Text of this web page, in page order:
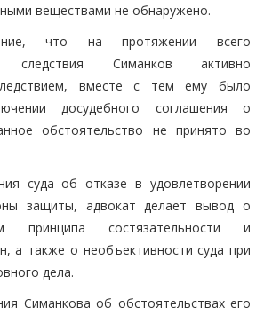
веществами не обнаружено.
что на протяжении всего
следствия Симанков активно
вместе с тем ему было
досудебного соглашения о
обстоятельство не принято во
суда об отказе в удовлетворении
защиты, адвокат делает вывод о
принципа состязательности и
а также о необъективности суда при
дела.
Симанкова об обстоятельствах его